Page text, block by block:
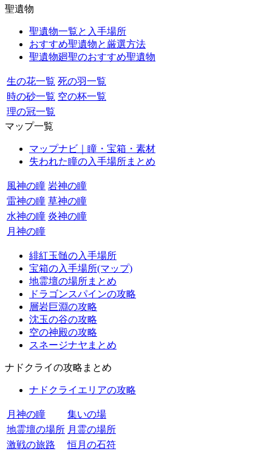
聖遺物
聖遺物一覧と入手場所
おすすめ聖遺物と厳選方法
聖遺物廻聖のおすすめ聖遺物
生の花一覧 死の羽一覧
時の砂一覧 空の杯一覧
理の冠一覧
マップ一覧
マップナビ｜瞳・宝箱・素材
失われた瞳の入手場所まとめ
風神の瞳 岩神の瞳
雷神の瞳 草神の瞳
水神の瞳 炎神の瞳
月神の瞳
緋紅玉髄の入手場所
宝箱の入手場所(マップ)
地霊壇の場所まとめ
ドラゴンスパインの攻略
層岩巨淵の攻略
沈玉の谷の攻略
空の神殿の攻略
スネージナヤまとめ
ナドクライの攻略まとめ
ナドクライエリアの攻略
月神の瞳
集いの場
地霊壇の場所 月霊の場所
激戦の旅路
恒月の石符